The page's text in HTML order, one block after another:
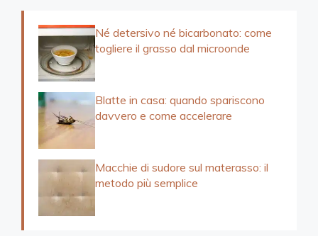
Né detersivo né bicarbonato: come
togliere il grasso dal microonde
Blatte in casa: quando spariscono
davvero e come accelerare
Macchie di sudore sul materasso: il
metodo più semplice